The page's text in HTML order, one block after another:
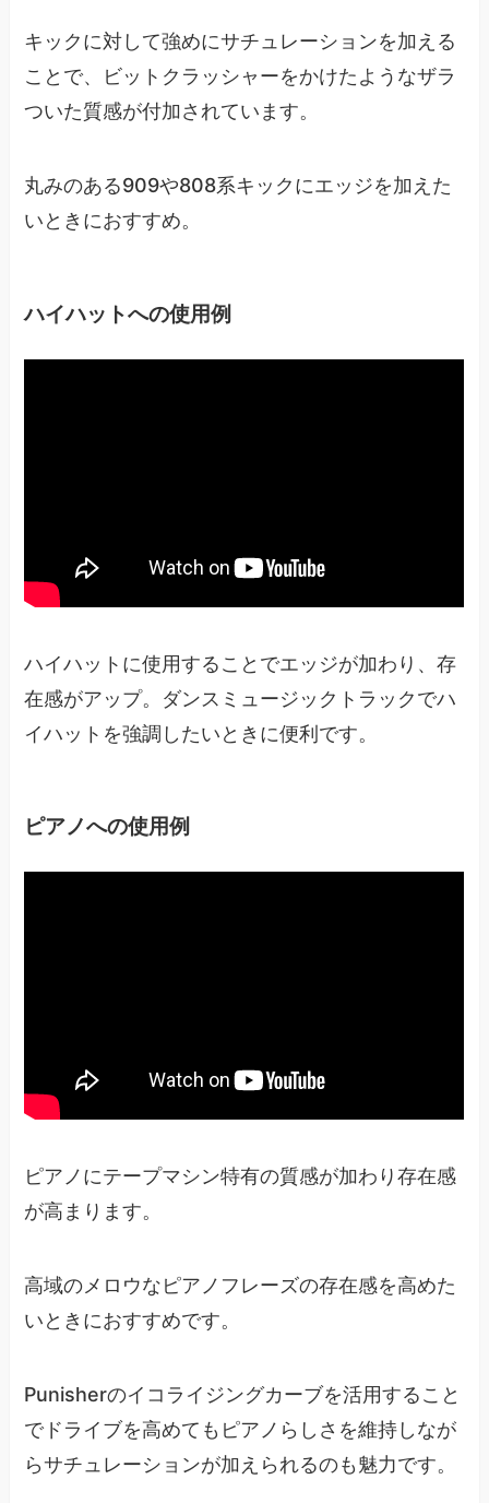
キックに対して強めにサチュレーションを加える
ことで、ビットクラッシャーをかけたようなザラ
ついた質感が付加されています。
丸みのある909や808系キックにエッジを加えた
いときにおすすめ。
ハイハットへの使用例
ハイハットに使用することでエッジが加わり、存
在感がアップ。ダンスミュージックトラックでハ
イハットを強調したいときに便利です。
ピアノへの使用例
ピアノにテープマシン特有の質感が加わり存在感
が高まります。
高域のメロウなピアノフレーズの存在感を高めた
いときにおすすめです。
Punisherのイコライジングカーブを活用すること
でドライブを高めてもピアノらしさを維持しなが
らサチュレーションが加えられるのも魅力です。